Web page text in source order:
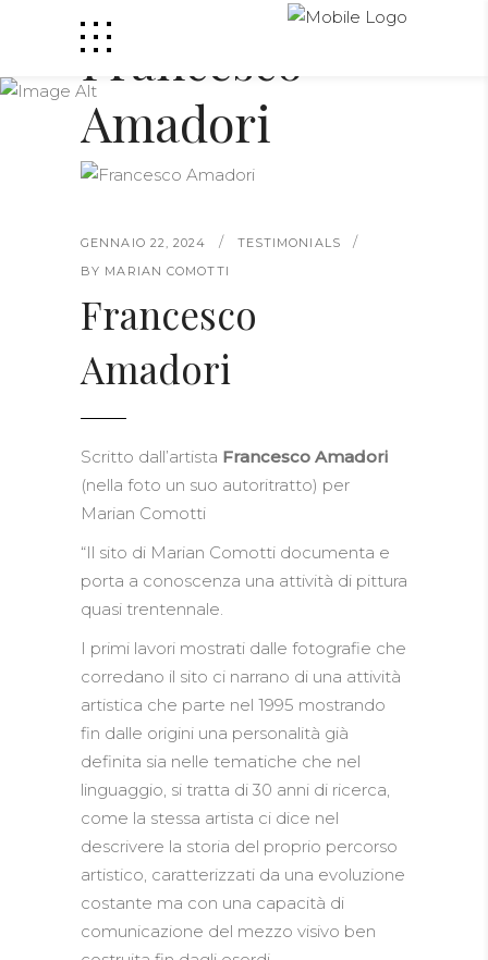
Francesco
Amadori
GENNAIO 22, 2024
TESTIMONIALS
BY MARIAN COMOTTI
Francesco
Amadori
Scritto dall’artista Francesco Amadori
(nella foto un suo autoritratto) per
Marian Comotti
“Il sito di Marian Comotti documenta e
porta a conoscenza una attività di pittura
quasi trentennale.
I primi lavori mostrati dalle fotografie che
corredano il sito ci narrano di una attività
artistica che parte nel 1995 mostrando
fin dalle origini una personalità già
definita sia nelle tematiche che nel
linguaggio, si tratta di 30 anni di ricerca,
come la stessa artista ci dice nel
descrivere la storia del proprio percorso
artistico, caratterizzati da una evoluzione
costante ma con una capacità di
comunicazione del mezzo visivo ben